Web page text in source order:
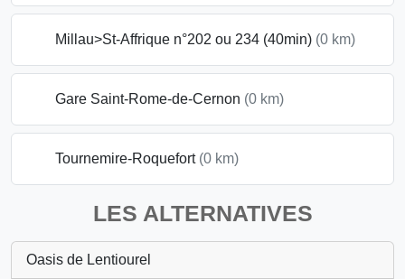
Millau>St-Affrique n°202 ou 234 (40min) (0 km)
Gare Saint-Rome-de-Cernon (0 km)
Tournemire-Roquefort (0 km)
LES ALTERNATIVES
Oasis de Lentiourel